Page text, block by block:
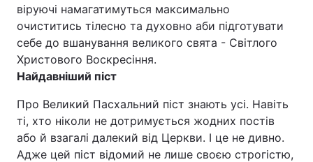
віруючі намагатимуться максимально
очиститись тілесно та духовно аби підготувати
себе до вшанування великого свята - Світлого
Христового Воскресіння.
Найдавніший піст
Про Великий Пасхальний піст знають усі. Навіть
ті, хто ніколи не дотримується жодних постів
або й взагалі далекий від Церкви. І це не дивно.
Адже цей піст відомий не лише своєю строгістю,